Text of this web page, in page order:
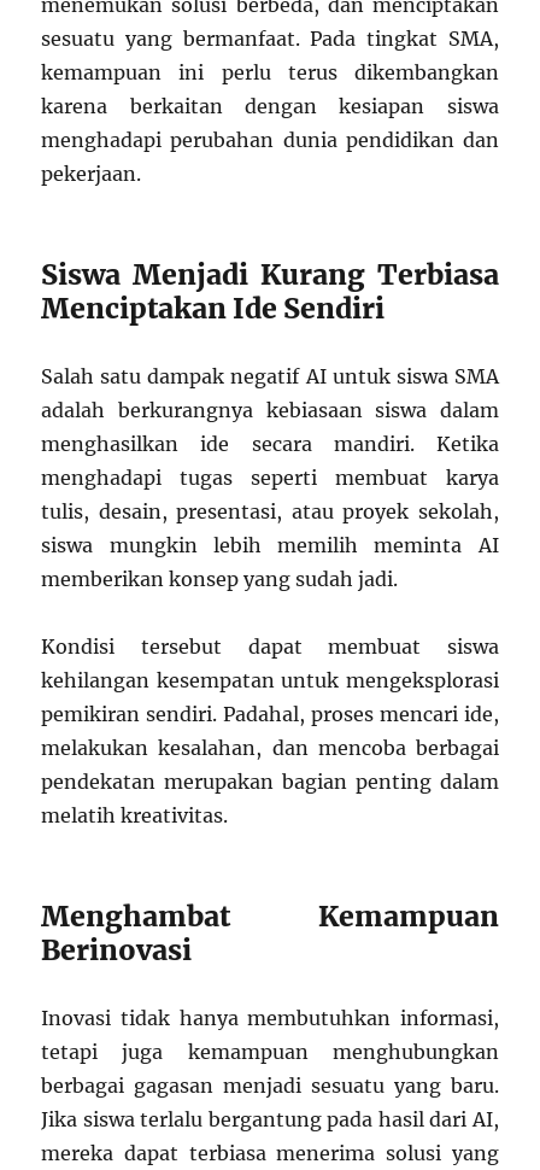
menemukan solusi berbeda, dan menciptakan
sesuatu yang bermanfaat. Pada tingkat SMA,
kemampuan ini perlu terus dikembangkan
karena berkaitan dengan kesiapan siswa
menghadapi perubahan dunia pendidikan dan
pekerjaan.
Siswa Menjadi Kurang Terbiasa
Menciptakan Ide Sendiri
Salah satu dampak negatif AI untuk siswa SMA
adalah berkurangnya kebiasaan siswa dalam
menghasilkan ide secara mandiri. Ketika
menghadapi tugas seperti membuat karya
tulis, desain, presentasi, atau proyek sekolah,
siswa mungkin lebih memilih meminta AI
memberikan konsep yang sudah jadi.
Kondisi tersebut dapat membuat siswa
kehilangan kesempatan untuk mengeksplorasi
pemikiran sendiri. Padahal, proses mencari ide,
melakukan kesalahan, dan mencoba berbagai
pendekatan merupakan bagian penting dalam
melatih kreativitas.
Menghambat Kemampuan
Berinovasi
Inovasi tidak hanya membutuhkan informasi,
tetapi juga kemampuan menghubungkan
berbagai gagasan menjadi sesuatu yang baru.
Jika siswa terlalu bergantung pada hasil dari AI,
mereka dapat terbiasa menerima solusi yang